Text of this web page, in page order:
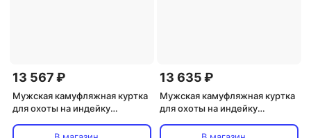
13 567 ₽
Мужская камуфляжная куртка
для охоты на индейку
13 635 ₽
Мужская камуфляжная куртка
для охоты на индейку